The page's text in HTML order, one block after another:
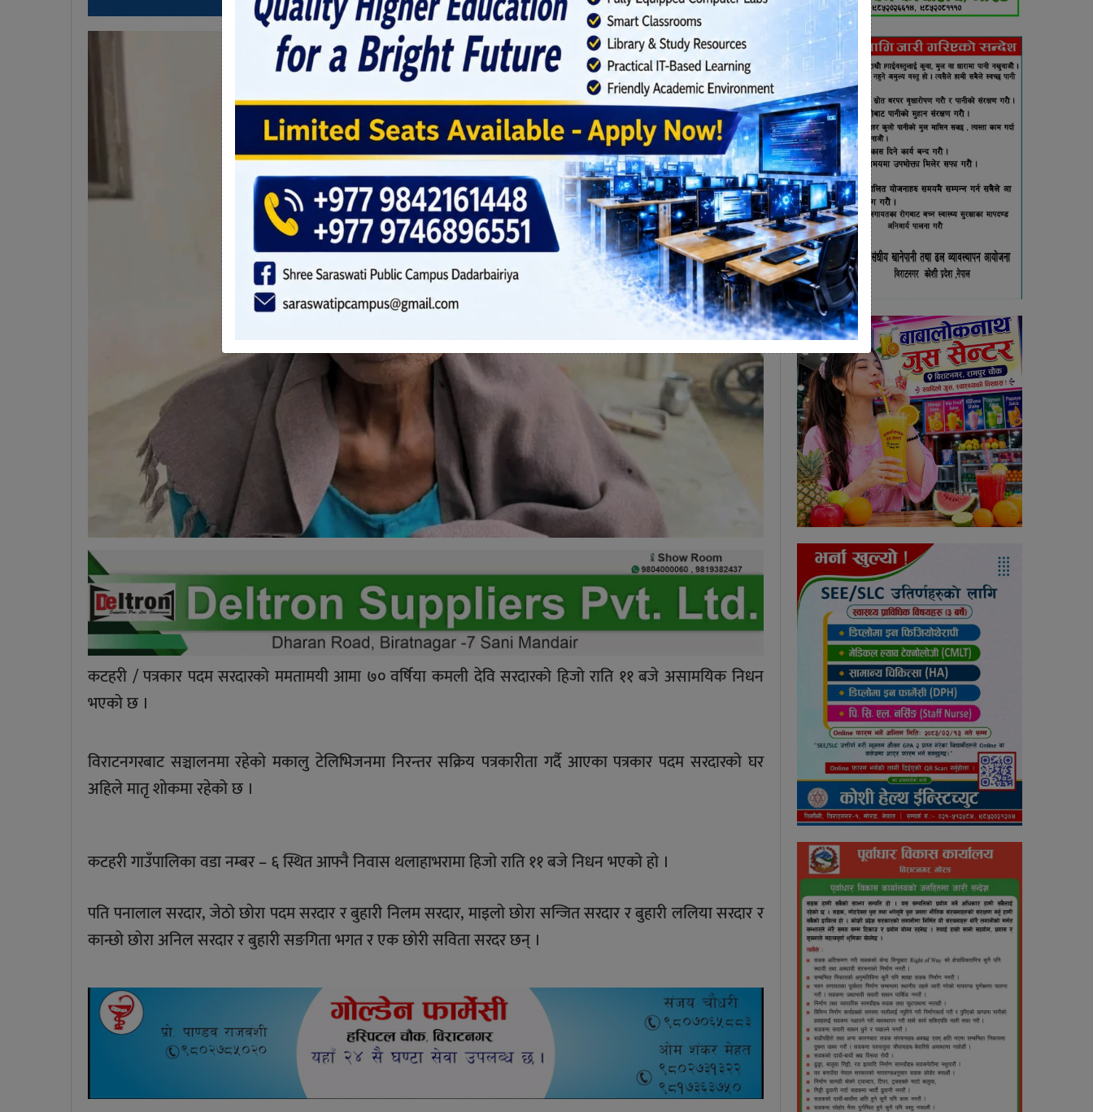
कटहरी / पत्रकार पदम सरदारको ममतामयी आमा ७० वर्षिया कमली देवि सरदारको हिजो राति ११ बजे असामयिक निधन
भएको छ ।
विराटनगरबाट सञ्चालनमा रहेको मकालु टेलिभिजनमा निरन्तर सक्रिय पत्रकारीता गर्दै आएका पत्रकार पदम सरदारको घर
अहिले मातृ शाेकमा रहेको छ ।
कटहरी गाउँपालिका वडा नम्बर – ६ स्थित आफ्नै निवास थलाहाभरामा हिजो राति ११ बजे निधन भएको हाे ।
पति पनालाल सरदार, जेठो छाेरा पदम सरदार र बुहारी निलम सरदार, माइलाे छाेरा सन्जित सरदार र बुहारी ललिया सरदार र
कान्छाे छाेरा अनिल सरदार र बुहारी सङगिता भगत र एक छाेरी सविता सरदर छन् ।